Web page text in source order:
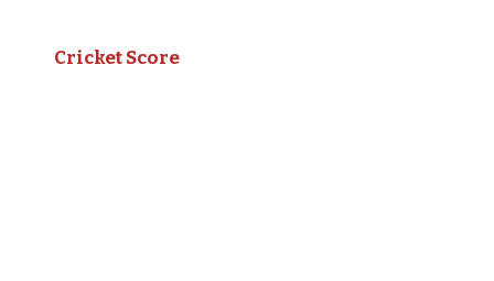
Cricket Score